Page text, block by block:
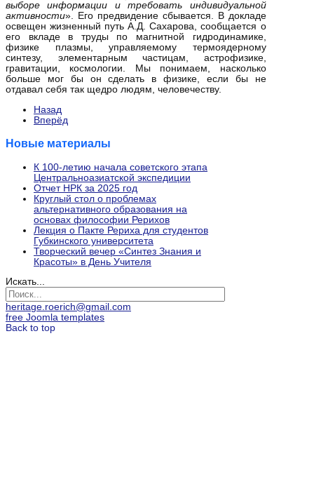
выборе информации и требовать индивидуальной
активности». Его предвидение сбывается. В докладе
освещен жизненный путь А.Д. Сахарова, сообщается о
его вкладе в труды по магнитной гидродинамике,
физике плазмы, управляемому термоядерному
синтезу, элементарным частицам, астрофизике,
гравитации, космологии. Мы понимаем, насколько
больше мог бы он сделать в физике, если бы не
отдавал себя так щедро людям, человечеству.
Назад
Вперёд
Новые материалы
К 100-летию начала советского этапа
Центральноазиатской экспедиции
Отчет НРК за 2025 год
Круглый стол о проблемах
альтернативного образования на
основах философии Рерихов
Лекция о Пакте Рериха для студентов
Губкинского университета
Творческий вечер «Синтез Знания и
Красоты» в День Учителя
Искать...
heritage.roerich@gmail.com
free Joomla templates
Back to top